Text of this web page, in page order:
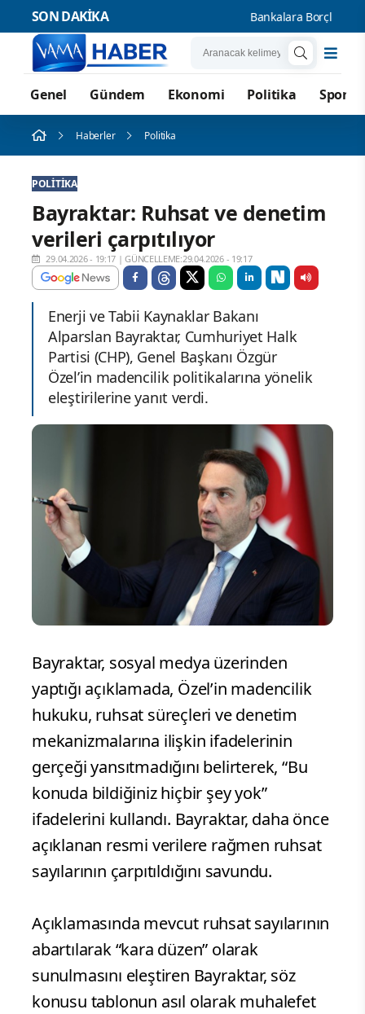
SON DAKİKA Bankalara Borçlu Kişi
Genel Gündem Ekonomi Politika Spor
Haberler Politika
POLITIKA
Bayraktar: Ruhsat ve denetim
verileri çarpıtılıyor
29.04.2026 - 19:17 |GÜNCELLEME:29.04.2026 - 19:17
Enerji ve Tabii Kaynaklar Bakanı
Alparslan Bayraktar, Cumhuriyet Halk
Partisi (CHP), Genel Başkanı Özgür
Özel’in madencilik politikalarına yönelik
eleştirilerine yanıt verdi.
Bayraktar, sosyal medya üzerinden
yaptığı açıklamada, Özel’in madencilik
hukuku, ruhsat süreçleri ve denetim
mekanizmalarına ilişkin ifadelerinin
gerçeği yansıtmadığını belirterek, “Bu
konuda bildiğiniz hiçbir şey yok”
ifadelerini kullandı. Bayraktar, daha önce
açıklanan resmi verilere rağmen ruhsat
sayılarının çarpıtıldığını savundu.
Açıklamasında mevcut ruhsat sayılarının
abartılarak “kara düzen” olarak
sunulmasını eleştiren Bayraktar, söz
konusu tablonun asıl olarak muhalefet